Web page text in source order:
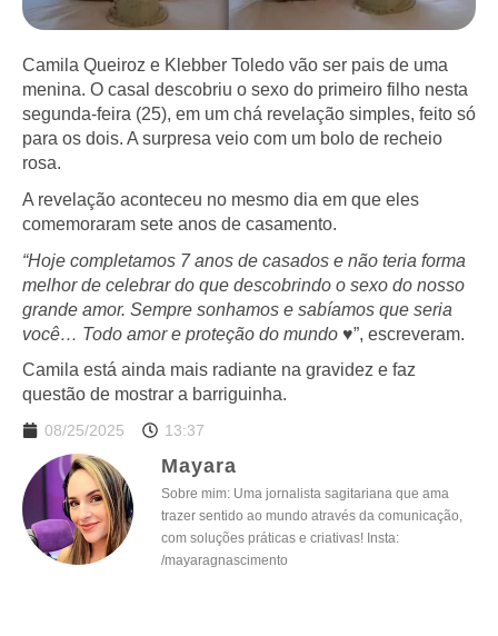
Camila Queiroz e Klebber Toledo vão ser pais de uma
menina. O casal descobriu o sexo do primeiro filho nesta
segunda-feira (25), em um chá revelação simples, feito só
para os dois. A surpresa veio com um bolo de recheio
rosa.
A revelação aconteceu no mesmo dia em que eles
comemoraram sete anos de casamento.
“Hoje completamos 7 anos de casados e não teria forma
melhor de celebrar do que descobrindo o sexo do nosso
grande amor. Sempre sonhamos e sabíamos que seria
você… Todo amor e proteção do mundo ♥️”, escreveram.
Camila está ainda mais radiante na gravidez e faz
questão de mostrar a barriguinha.
08/25/2025 13:37
Mayara
Sobre mim: Uma jornalista sagitariana que ama
trazer sentido ao mundo através da comunicação,
com soluções práticas e criativas! Insta:
/mayaragnascimento